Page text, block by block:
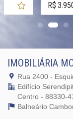
R$
IMOBILIÁRIA
Rua 2400 -
Edifício
Centro - 88330-
Balneário